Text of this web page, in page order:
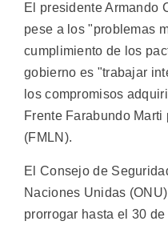
El presidente Armando
pese a los "problemas
cumplimiento de los
gobierno es "trabajar
los compromisos
Frente Farabundo
(FMLN).
El Consejo de
Naciones Unidas
prorrogar hasta el 30